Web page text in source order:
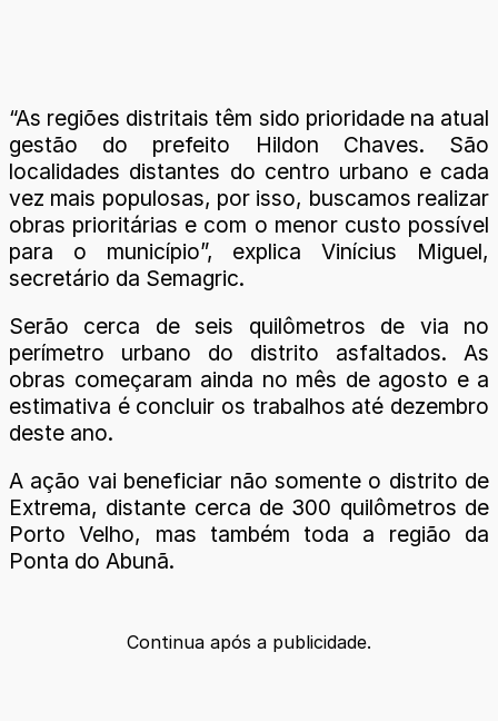
“As regiões distritais têm sido prioridade na atual
gestão do prefeito Hildon Chaves. São
localidades distantes do centro urbano e cada
vez mais populosas, por isso, buscamos realizar
obras prioritárias e com o menor custo possível
para o município”, explica Vinícius Miguel,
secretário da Semagric.
Serão cerca de seis quilômetros de via no
perímetro urbano do distrito asfaltados. As
obras começaram ainda no mês de agosto e a
estimativa é concluir os trabalhos até dezembro
deste ano.
A ação vai beneficiar não somente o distrito de
Extrema, distante cerca de 300 quilômetros de
Porto Velho, mas também toda a região da
Ponta do Abunã.
Continua após a publicidade.